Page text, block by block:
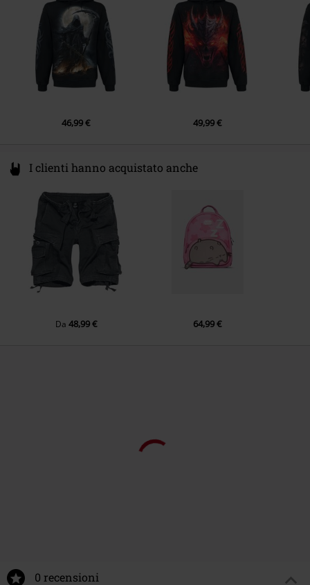
Hello@attitudeholland.nl
46,99 € 49,99 €
I clienti hanno acquistato anche
Da 48,99 € 64,99 €
0 recensioni